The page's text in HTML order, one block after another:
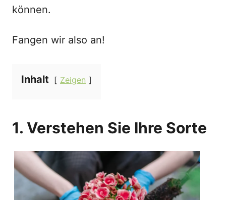
können.
Fangen wir also an!
Inhalt Zeigen
1. Verstehen Sie Ihre Sorte